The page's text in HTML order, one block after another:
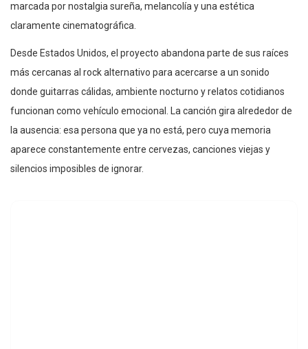
marcada por nostalgia sureña, melancolía y una estética
claramente cinematográfica.
Desde Estados Unidos, el proyecto abandona parte de sus raíces
más cercanas al rock alternativo para acercarse a un sonido
donde guitarras cálidas, ambiente nocturno y relatos cotidianos
funcionan como vehículo emocional. La canción gira alrededor de
la ausencia: esa persona que ya no está, pero cuya memoria
aparece constantemente entre cervezas, canciones viejas y
silencios imposibles de ignorar.